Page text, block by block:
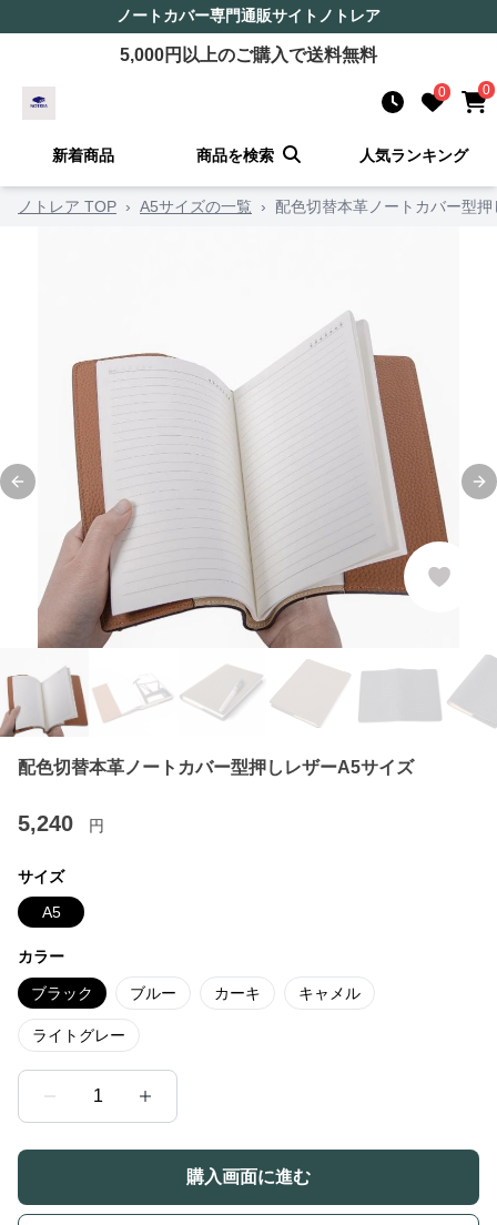
ノートカバー専門通販サイト ノトレア
5,000円以上のご購入で送料無料
0 0
新着商品 商品を検索 人気ランキング
ノトレア TOP › A5サイズの一覧 › 配色切替本革ノートカバー型
Previous slide
配色切替本革ノートカバー型押しレザーA5サイズ
5,240 円
サイズ
A5
カラー
ブラック ブルー カーキ キャメル
ライトグレー
1
購入画面に進む